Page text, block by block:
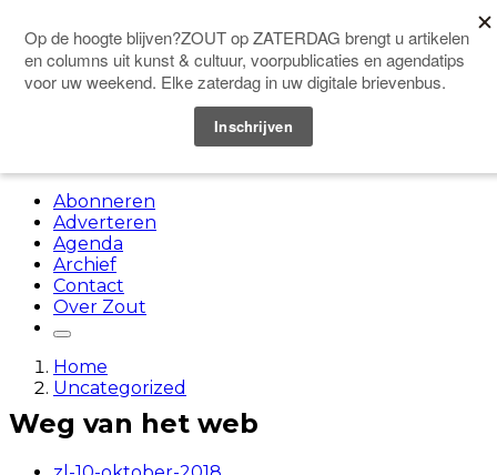
Doneer
Abonneren
Adverteren
Agenda
Archief
Contact
Over Zout
Home
Uncategorized
Weg van het web